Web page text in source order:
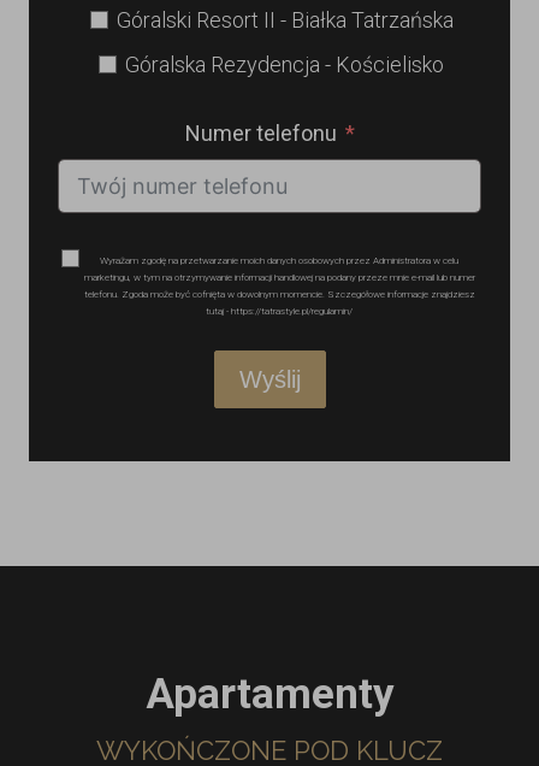
Góralski Resort II - Białka Tatrzańska
Góralska Rezydencja - Kościelisko
Numer telefonu
Wyrażam zgodę na przetwarzanie moich danych osobowych przez Administratora w celu
marketingu, w tym na otrzymywanie informacji handlowej na podany przeze mnie e-mail lub numer
telefonu. Zgoda może być cofnięta w dowolnym momencie. Szczegółowe informacje znajdziesz
tutaj - https://tatrastyle.pl/regulamin/
Wyślij
Apartamenty
WYKOŃCZONE POD KLUCZ